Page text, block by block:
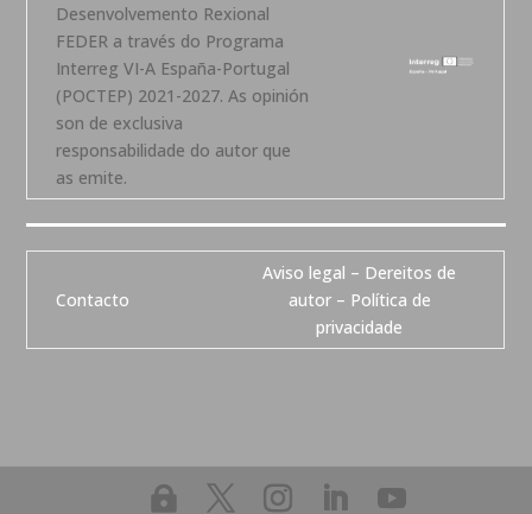
Desenvolvemento Rexional
FEDER a través do Programa
Interreg VI-A España-Portugal
(POCTEP) 2021-2027. As opinión
son de exclusiva
responsabilidade do autor que
as emite.
Contacto
Aviso legal – Dereitos de
autor – Política de
privacidade